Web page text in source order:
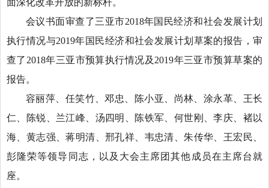
面深化改革开放的新标杆。
会议书面审查了三亚市2018年国民经济和社会发展计划
执行情况与2019年国民经济和社会发展计划草案的报告，审
查了2018年三亚市预算执行情况及2019年三亚市预算草案的
报告。
容丽萍、任笑竹、邓忠、陈小亚、尚林、涂永革、王长
仁、陈锐、兰江峰、汤四明、陈铁军、何世刚、李庆、褚以
海、黄志强、蒋明清、邢孔祥、韦忠清、朱传华、王宏民、
彭隆荣等领导同志，以及大会主席团其他成员在主席台就
座。